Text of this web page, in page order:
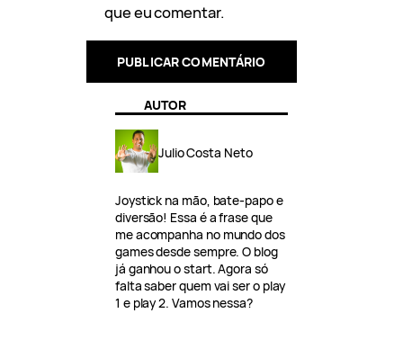
que eu comentar.
AUTOR
Julio Costa Neto
Joystick na mão, bate-papo e
diversão! Essa é a frase que
me acompanha no mundo dos
games desde sempre. O blog
já ganhou o start. Agora só
falta saber quem vai ser o play
1 e play 2. Vamos nessa?